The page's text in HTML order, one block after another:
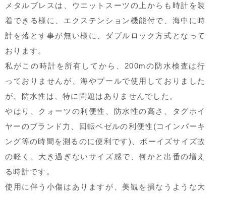
メタルブレスは、ウエットスーツの上からも時計を装
着できる様に、エクステンション機能付で、海中に時
計を落とす事が無い様に、ダブルロック方式となって
おります。
私がこの時計を所有してから、200mの防水検査は行
っておりませんが、海やプールで使用しておりました
が、防水性は、特に問題はありませんでした。
やはり、クォーツの利便性、防水性の高さ、タグホイ
ヤーのブランド力、回転ベゼルの利便性(コインパーキ
ング等の時間を測るのに便利です)、ボーイズサイズ故
の軽く、大き過ぎないサイズ感で、何かと出番の増え
る時計です。
使用に伴う小傷はありますが、美観を損なうような大